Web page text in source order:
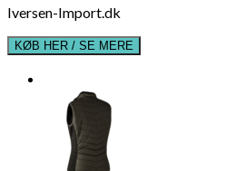
Iversen-Import.dk
KØB HER / SE MERE